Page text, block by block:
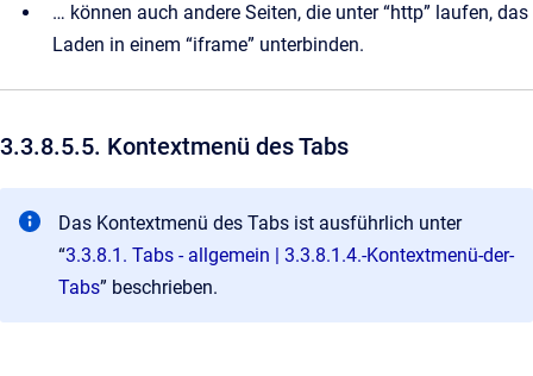
… können auch andere Seiten, die unter “http” laufen, das
Laden in einem “iframe” unterbinden.
3.3.8.5.5. Kontextmenü des Tabs
Das Kontextmenü des Tabs ist ausführlich unter
“3.3.8.1. Tabs - allgemein | 3.3.8.1.4.-Kontextmenü-der-
Tabs” beschrieben.